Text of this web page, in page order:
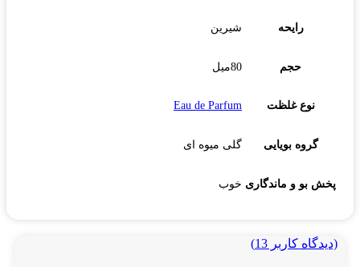
رایحه شیرین
حجم 80میل
نوع غلظت Eau de Parfum
گروه بویایی گلی میوه ای
پخش بو و ماندگاری خوب
(دیدگاه کاربر 13
)